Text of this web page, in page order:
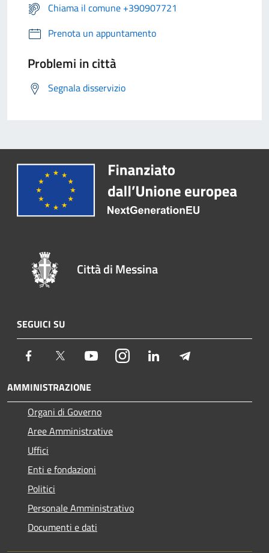
Chiama il comune +390907721
Prenota un appuntamento
Problemi in città
Segnala disservizio
Città di Messina
SEGUICI SU
Facebook Twitter YoutubeInstagram LinkedIn
AMMINISTRAZIONE
Organi di Governo
Aree Amministrative
Uffici
Enti e fondazioni
Politici
Personale Amministrativo
Documenti e dati